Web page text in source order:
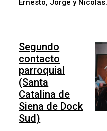
Ernesto, Jorge y Nicolás.
Segundo
contacto
parroquial
(Santa
Catalina de
Siena de Dock
Sud)